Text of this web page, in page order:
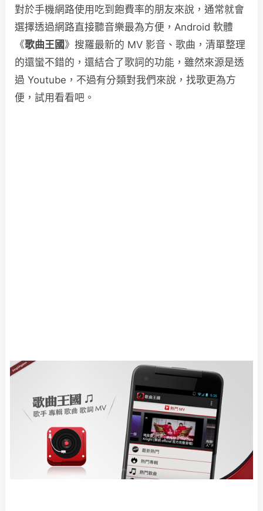
對於手機網路使用吃到飽費率的朋友來說，通常就會
選擇透過網路直接聽音樂最為方便，Android 軟體
《歌曲王國》搜羅最新的 MV 影音、歌曲，清單整理
的還蠻不錯的，還結合了歌詞的功能，雖然來源是透
過 Youtube，不過有分類對我們來說，找歌更為方
便，試用看看吧。